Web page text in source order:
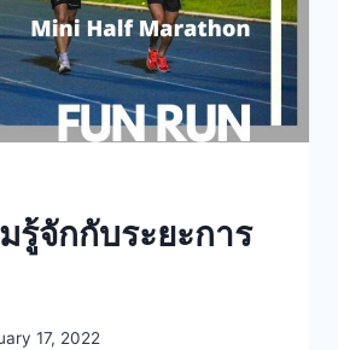
รู้จักกับระยะการ
17, 2022